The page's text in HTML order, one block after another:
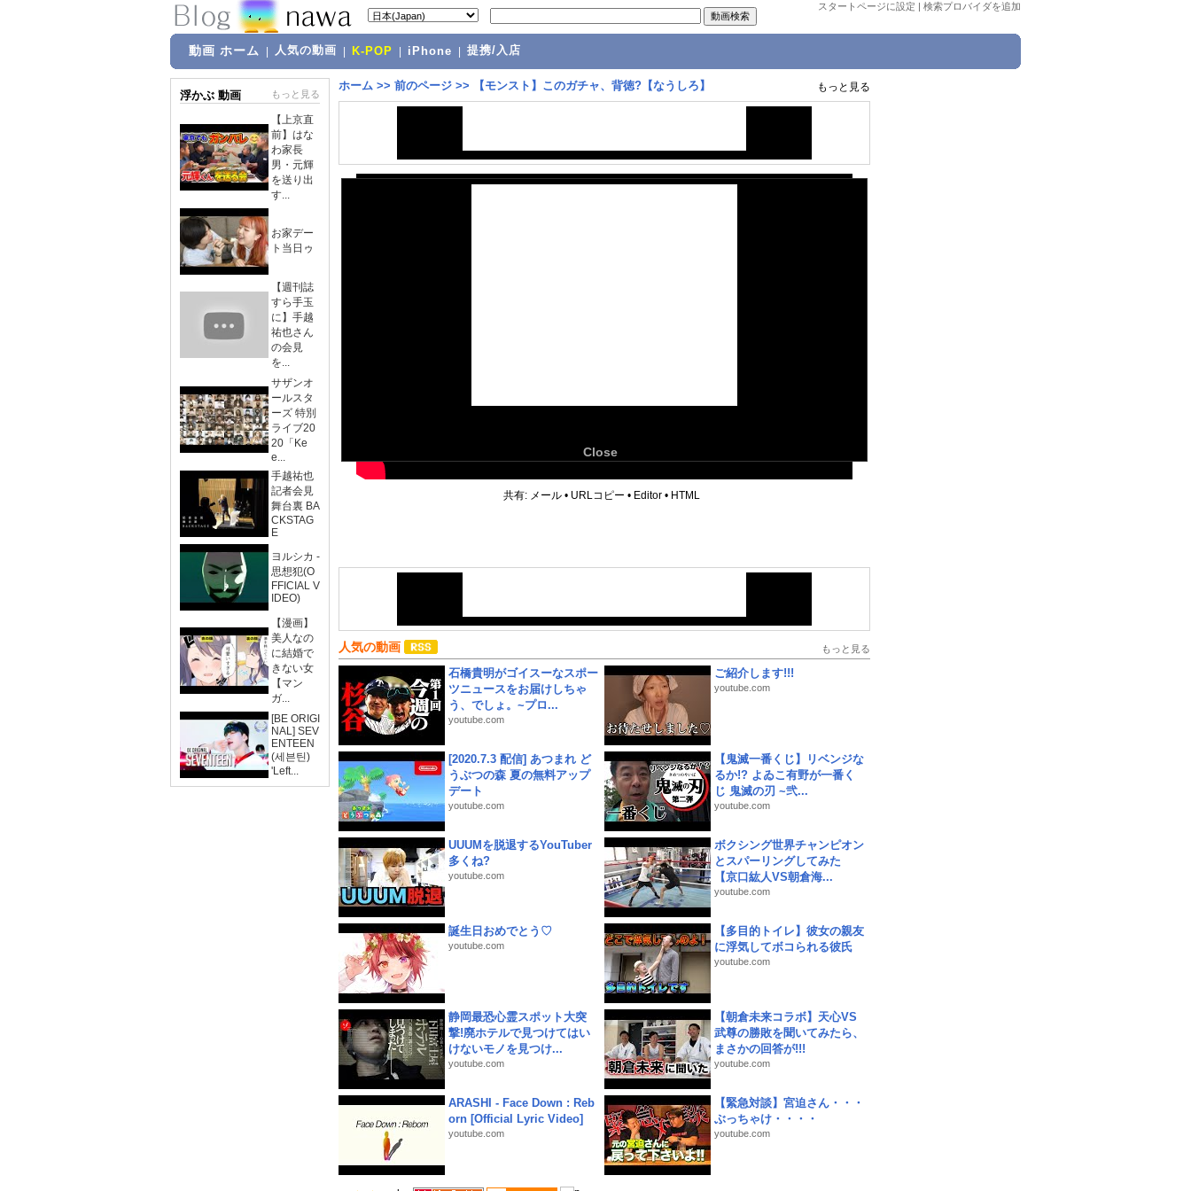
スタートページに設定 | 検索プロバイダを追加
動画 ホーム 人気の動画 K-POP iPhone 提携/入店
浮かぶ 動画 もっと見る
【上京直
前】はな
わ家長
男・元輝
を送り出
す...
お家デー
ト当日ゥ
【週刊誌
すら手玉
に】手越
祐也さん
の会見
を...
サザンオ
ールスタ
ーズ 特別
ライブ20
20「Ke
e...
手越祐也
記者会見
舞台裏 BA
CKSTAG
E
ヨルシカ -
思想犯(O
FFICIAL V
IDEO)
【漫画】
美人なの
に結婚で
きない女
【マン
ガ...
[BE ORIGI
NAL] SEV
ENTEEN
(세븐틴)
'Left...
ホーム >> 前のページ >> 【モンスト】このガチャ、背徳?【なうしろ】 もっと見る
Close
共有: メール • URLコピー • Editor • HTML
人気の動画 もっと見る
石橋貴明がゴイスーなスポー
ツニュースをお届けしちゃ
う、でしょ。~プロ...
youtube.com
ご紹介します!!!
youtube.com
[2020.7.3 配信] あつまれ ど
うぶつの森 夏の無料アップ
デート
youtube.com
【鬼滅一番くじ】リベンジな
るか!? よゐこ有野が一番く
じ 鬼滅の刃 ~弐...
youtube.com
UUUMを脱退するYouTuber
多くね?
youtube.com
ボクシング世界チャンピオン
とスパーリングしてみた
【京口紘人VS朝倉海...
youtube.com
誕生日おめでとう♡
youtube.com
【多目的トイレ】彼女の親友
に浮気してボコられる彼氏
youtube.com
静岡最恐心霊スポット大突
撃!廃ホテルで見つけてはい
けないモノを見つけ...
youtube.com
【朝倉未来コラボ】天心VS
武尊の勝敗を聞いてみたら、
まさかの回答が!!!
youtube.com
ARASHI - Face Down : Reb
orn [Official Lyric Video]
youtube.com
【緊急対談】宮迫さん・・・
ぶっちゃけ・・・・
youtube.com